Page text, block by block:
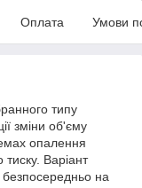
Оплата Умови
типу
зміни об'єму
опалення
тиску. Варіант
на